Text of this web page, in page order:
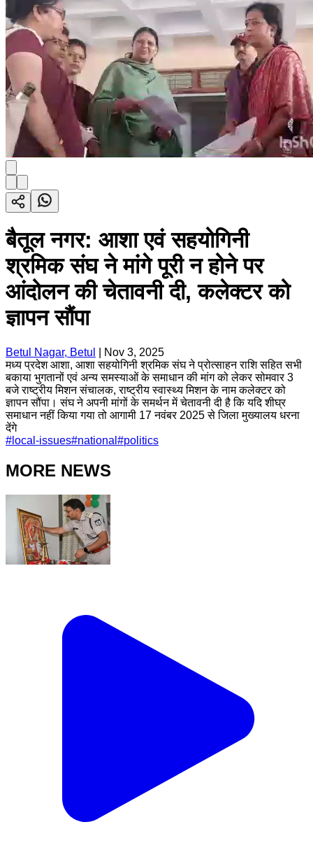
बैतूल नगर: आशा एवं सहयोगिनी
श्रमिक संघ ने मांगे पूरी न होने पर
आंदोलन की चेतावनी दी, कलेक्टर को
ज्ञापन सौंपा
Betul Nagar, Betul
Nov 3, 2025
मध्य प्रदेश आशा, आशा सहयोगिनी श्रमिक संघ ने प्रोत्साहन राशि सहित सभी
बकाया भुगतानों एवं अन्य समस्याओं के समाधान की मांग को लेकर सोमवार 3
बजे राष्ट्रीय मिशन संचालक, राष्ट्रीय स्वास्थ्य मिशन के नाम कलेक्टर को
ज्ञापन सौंपा। संघ ने अपनी मांगों के समर्थन में चेतावनी दी है कि यदि शीघ्र
समाधान नहीं किया गया तो आगामी 17 नवंबर 2025 से जिला मुख्यालय धरना
देंगे
# local-issues#national #politics
MORE NEWS